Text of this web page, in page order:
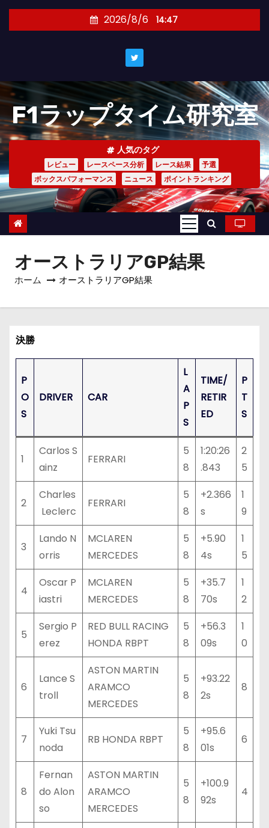
キ
ッ
プ
2026/8/6 14:47
F1ラップタイム研究室
人気のタグ
レビュー レースペース分析 レース結果
予選
ボックスパフォーマンス
ニュース ポイントランキング
オーストラリアGP結果
ホーム オーストラリアGP結果
決勝
P
O
S
DRIVER CAR
L
A
P
S
TIME/
RETIR
ED
P
T
S
1
Carlos S
ainz
FERRARI
5
8
1:20:26
.843
2
5
2
Charles
Leclerc
FERRARI
5
8
+2.366
s
1
9
3
Lando N
orris
MCLAREN
MERCEDES
5
8
+5.90
4s
1
5
4
Oscar P
iastri
MCLAREN
MERCEDES
5
8
+35.7
70s
1
2
5
Sergio P
erez
RED BULL RACING
HONDA RBPT
5
8
+56.3
09s
1
0
6
Lance S
troll
ASTON MARTIN
ARAMCO
MERCEDES
5
8
+93.22
2s
8
7
Yuki Tsu
noda
RB HONDA RBPT
5
8
+95.6
01s
6
8
Fernan
do Alon
so
ASTON MARTIN
ARAMCO
MERCEDES
5
8
+100.9
92s
4